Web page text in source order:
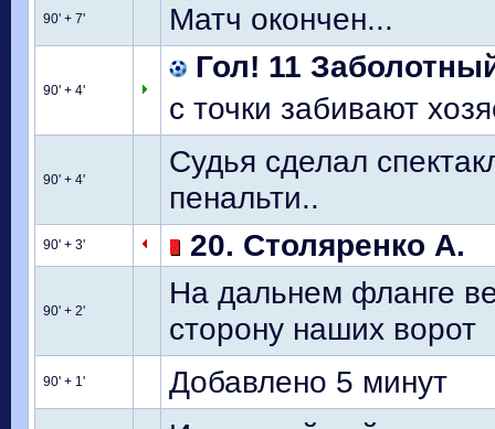
90' + 7' Матч окончен...
90' + 4'
Гол! 11
с точки забивают
90' + 4'
Судья сделал
пенальти..
90' + 3' 20. Столяренко А.
90' + 2'
На дальнем фланге
сторону наших ворот
90' + 1' Добавлено 5 минут